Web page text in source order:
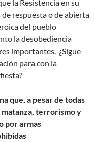
la Resistencia en su
respuesta o de abierta
del pueblo
la desobediencia
importantes. ¿Sigue
para con la
que, a pesar de todas
terrorismo y
por armas